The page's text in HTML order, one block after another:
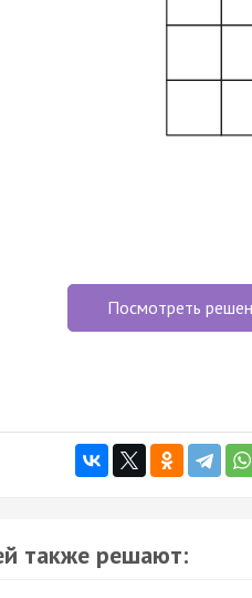
Посмотреть
также решают: